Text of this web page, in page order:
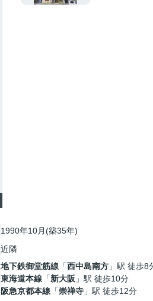
1990年10月(築35年)
近隣
地下鉄御堂筋線 「西中島南方 」駅 徒歩8
東海道本線 「新大阪 」駅 徒歩10分
阪急京都本線 「崇禅寺 」駅 徒歩12分